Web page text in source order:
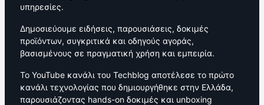
υπηρεσίες.
Δημοσιεύουμε ειδήσεις, παρουσιάσεις, δοκιμές
προϊόντων, συγκριτικά και οδηγούς αγοράς,
βασισμένους σε πραγματική χρήση και εμπειρία.
Το YouTube κανάλι του Techblog αποτέλεσε το πρώτο
κανάλι τεχνολογίας που δημιουργήθηκε στην Ελλάδα,
παρουσιάζοντας hands-on δοκιμές και unboxing